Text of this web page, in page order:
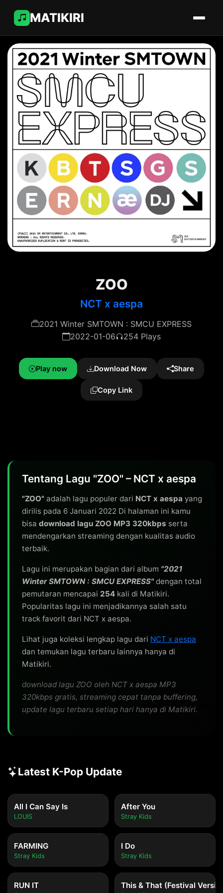
MATIKIRI
ZOO
NCT x aespa
2021 Winter SMTOWN : SMCU EXPRESS
2022-01-06
254 Plays
Play now Download Now Share
Copy Link
Tentang Lagu "ZOO" – NCT x aespa
"ZOO" adalah lagu populer dari NCT x aespa yang
dirilis pada 6 Januari 2022 Di halaman ini kamu
bisa download lagu ZOO MP3 320kbps serta
mendengarkan streaming dengan kualitas audio
terbaik.
Lagu ini merupakan bagian dari album "2021
Winter SMTOWN : SMCU EXPRESS"dengan total
pemutaran mencapai 254 kali di Matikiri.
Popularitas lagu ini menjadikannya salah satu
track favorit dari NCT x aespa.
Lihat juga koleksi lengkap lagu dari NCT x aespa
dan temukan lagu terbaru lainnya hanya di
Matikiri.
download lagu ZOO oleh NCT x aespa MP3
320kbps gratis, streaming cepat tanpa buffering,
update lagu terbaru setiap hari hanya di Matikiri.
Latest K-Pop Update
All I Can Say Is
LOUIS
After You
Stray Kids
FARMING
Stray Kids
I Do
Stray Kids
RUN IT This & That (Festival